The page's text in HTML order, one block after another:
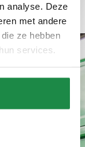
analyse. Deze
met andere
ze hebben
services.